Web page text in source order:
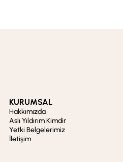
KURUMSAL
Hakkımızda
Aslı Yıldırım Kimdir
Yetki Belgelerimiz
İletişim